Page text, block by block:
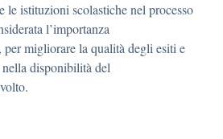
le istituzioni scolastiche nel processo
l’importanza
migliorare la qualità degli esiti e
disponibilità del